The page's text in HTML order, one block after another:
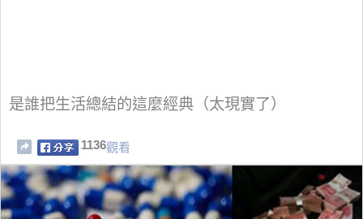
是誰把生活總結的這麼經典（太現實了）
1136觀看